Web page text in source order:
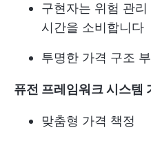
구현자는 위험 관
시간을 소비합니다
투명한 가격 구조
퓨전 프레임워크 시스템
맞춤형 가격 책정